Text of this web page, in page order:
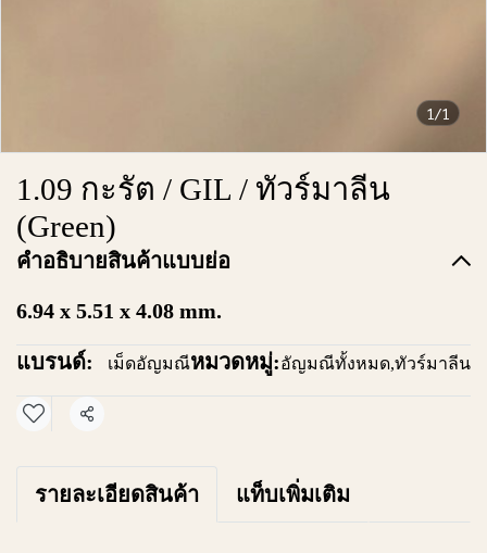
1/1
1.09 กะรัต / GIL / ทัวร์มาลีน
(Green)
คำอธิบายสินค้าแบบย่อ
6.94 x 5.51 x 4.08 mm.
แบรนด์: เม็ดอัญมณีหมวดหมู่:อัญมณีทั้งหมด,ทัวร์มาลีน
แชร์
รายละเอียดสินค้า แท็บเพิ่มเติม